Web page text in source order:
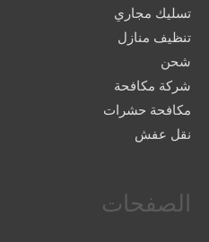
تسليك مجاري
تنظيف منازل
شحن
شركة مكافحة
مكافحة حشرات
نقل عفش
الصفحات